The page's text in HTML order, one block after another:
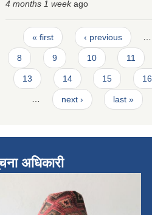
4 months 1 weekago
Pages
« first ‹ previous …
8 9 10 11
13 14 15 16
… next › last »
अधिकारी